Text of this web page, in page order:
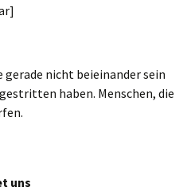
nicht beieinander sein
haben. Menschen, die
uns